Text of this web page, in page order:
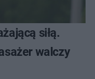
siłą.
walczy